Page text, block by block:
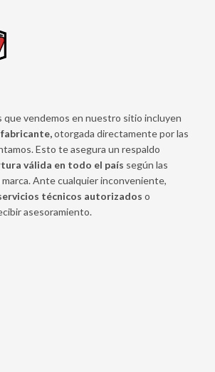
que vendemos en nuestro sitio incluyen
otorgada directamente por las
Esto te asegura un respaldo
válida en todo el país según las
Ante cualquier inconveniente,
técnicos autorizados o
asesoramiento.